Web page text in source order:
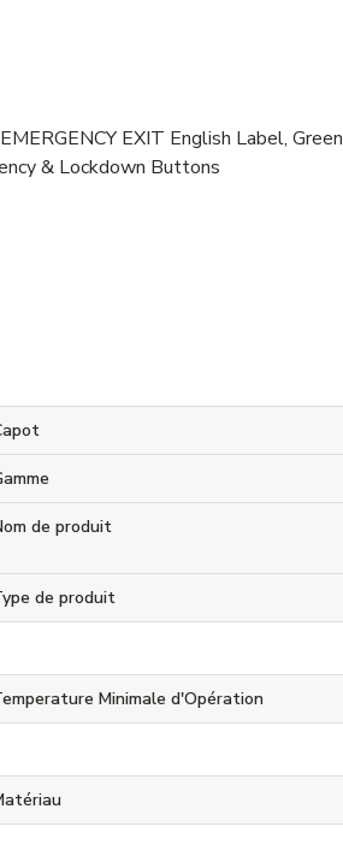
EXIT English Label, Green
& Lockdown Buttons
de produit
de produit
Minimale d'Opération